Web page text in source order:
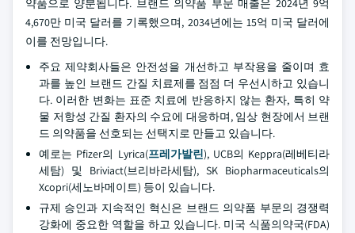
약품으로 양분됩니다. 브랜드 의약품 부문 매출은 2024년 9억
4,670만 미국 달러를 기록했으며, 2034년에는 15억 미국 달러에
이를 전망입니다.
주요 제약회사들은 안전성을 개선하고 부작용을 줄이며 효
과를 높인 브랜드 간질 치료제를 점점 더 우선시하고 있습니
다. 이러한 변화는 표준 치료에 반응하지 않는 환자, 특히 약
물 저항성 간질 환자의 수요에 대응하며, 임상 현장에서 브랜
드 의약품을 선호되는 선택지로 만들고 있습니다.
예로는 Pfizer의 Lyrica(프레가발린), UCB의 Keppra(레베티라
세탐) 및 Briviact(브리바라세탐), SK Biopharmaceuticals의
Xcopri(세노바메이트) 등이 있습니다.
규제 승인과 지속적인 혁신은 브랜드 의약품 부문의 경쟁력
강화에 중요한 역할을 하고 있습니다. 미국 식품의약국(FDA)